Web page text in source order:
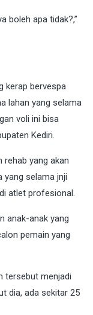
boleh apa tidak?,”
kerap bervespa
lahan yang selama
voli ini bisa
Kediri.
rehab yang akan
yang selama jnji
atlet profesional.
anak-anak yang
pemain yang
tersebut menjadi
dia, ada sekitar 25